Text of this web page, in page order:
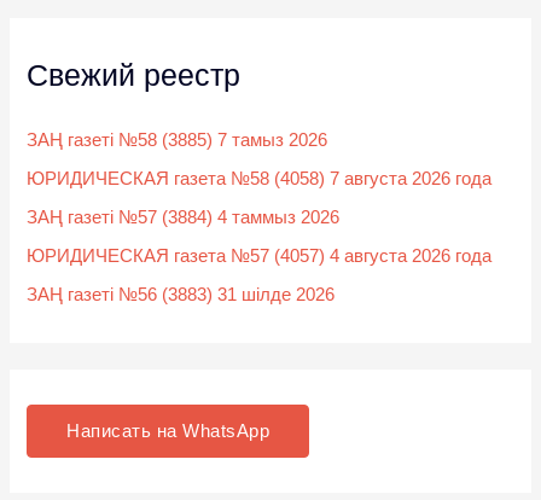
Свежий реестр
ЗАҢ газеті №58 (3885) 7 тамыз 2026
ЮРИДИЧЕСКАЯ газета №58 (4058) 7 августа 2026 года
ЗАҢ газеті №57 (3884) 4 таммыз 2026
ЮРИДИЧЕСКАЯ газета №57 (4057) 4 августа 2026 года
ЗАҢ газеті №56 (3883) 31 шілде 2026
Написать на WhatsApp